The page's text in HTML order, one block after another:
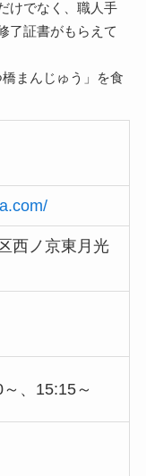
けでなく、職人手
了証書がもらえて
まんじゅう」を食
西ノ京東月光
、15:15～